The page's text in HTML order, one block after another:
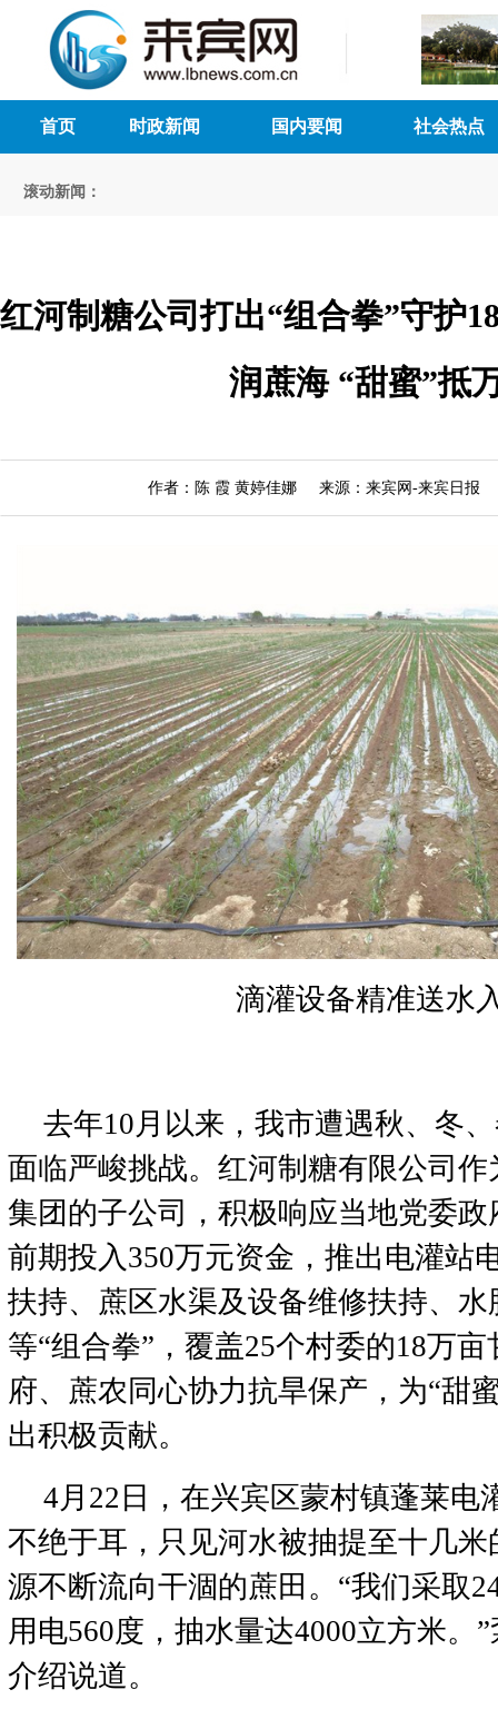
首页 时政新闻 国内要闻 社会热点
滚动新闻：
红河制糖公司打出“组合拳”守护
润蔗海 “甜蜜”抵
作者：陈 霞 黄婷佳娜 来源：来宾网-来宾日报
滴灌设备精准送水
去年10月以来，我市遭遇秋、冬
面临严峻挑战。红河制糖有限公司
集团的子公司，积极响应当地党委
前期投入350万元资金，推出电灌站
扶持、蔗区水渠及设备维修扶持、
等“组合拳”，覆盖25个村委的18万
府、蔗农同心协力抗旱保产，为“甜
出积极贡献。
4月22日，在兴宾区蒙村镇蓬莱电
不绝于耳，只见河水被抽提至十几
源不断流向干涸的蔗田。“我们采取
用电560度，抽水量达4000立方米。
介绍说道。